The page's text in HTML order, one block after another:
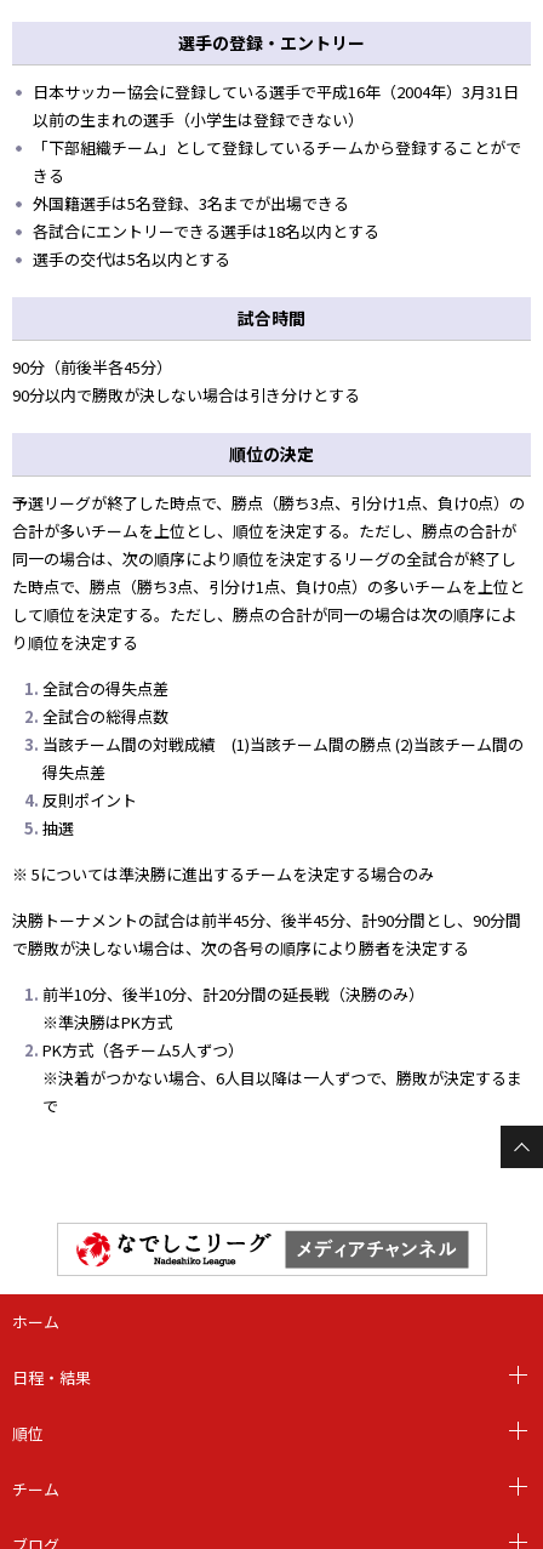
選手の登録・エントリー
日本サッカー協会に登録している選手で平成16年（2004年）3月31日
以前の生まれの選手（小学生は登録できない）
「下部組織チーム」として登録しているチームから登録することがで
きる
外国籍選手は5名登録、3名までが出場できる
各試合にエントリーできる選手は18名以内とする
選手の交代は5名以内とする
試合時間
90分（前後半各45分）
90分以内で勝敗が決しない場合は引き分けとする
順位の決定
予選リーグが終了した時点で、勝点（勝ち3点、引分け1点、負け0点）の
合計が多いチームを上位とし、順位を決定する。ただし、勝点の合計が
同一の場合は、次の順序により順位を決定するリーグの全試合が終了し
た時点で、勝点（勝ち3点、引分け1点、負け0点）の多いチームを上位と
して順位を決定する。ただし、勝点の合計が同一の場合は次の順序によ
り順位を決定する
全試合の得失点差
全試合の総得点数
当該チーム間の対戦成績 (1)当該チーム間の勝点 (2)当該チーム間の
得失点差
反則ポイント
抽選
※ 5については準決勝に進出するチームを決定する場合のみ
決勝トーナメントの試合は前半45分、後半45分、計90分間とし、90分間
で勝敗が決しない場合は、次の各号の順序により勝者を決定する
前半10分、後半10分、計20分間の延長戦（決勝のみ）
※準決勝はPK方式
PK方式（各チーム5人ずつ）
※決着がつかない場合、6人目以降は一人ずつで、勝敗が決定するま
で
ホーム
日程・結果
順位
チーム